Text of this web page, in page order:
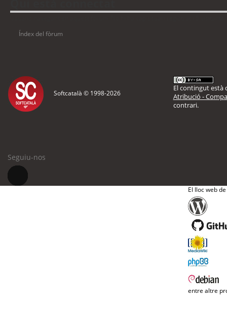
Índex del fòrum
Softcatalà © 1998-2026
El contingut està
Atribució -
contrari.
Seguiu-nos
El lloc web
entre altre